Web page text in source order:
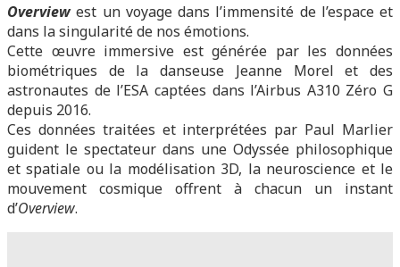
Overviewest un voyage dans l’immensité de l’espace et
dans la singularité de nos émotions.
Cette œuvre immersive est générée par les données
biométriques de la danseuse Jeanne Morel et des
astronautes de l’ESA captées dans l’Airbus A310 Zéro G
depuis 2016.
Ces données traitées et interprétées par Paul Marlier
guident le spectateur dans une Odyssée philosophique
et spatiale ou la modélisation 3D, la neuroscience et le
mouvement cosmique offrent à chacun un instant
d’Overview.